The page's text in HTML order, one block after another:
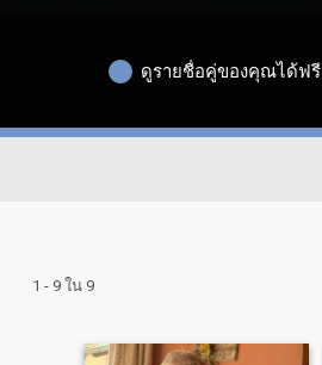
ดูรายชื่อคู่ของคุณได้ฟรี
1 - 9 ใน 9